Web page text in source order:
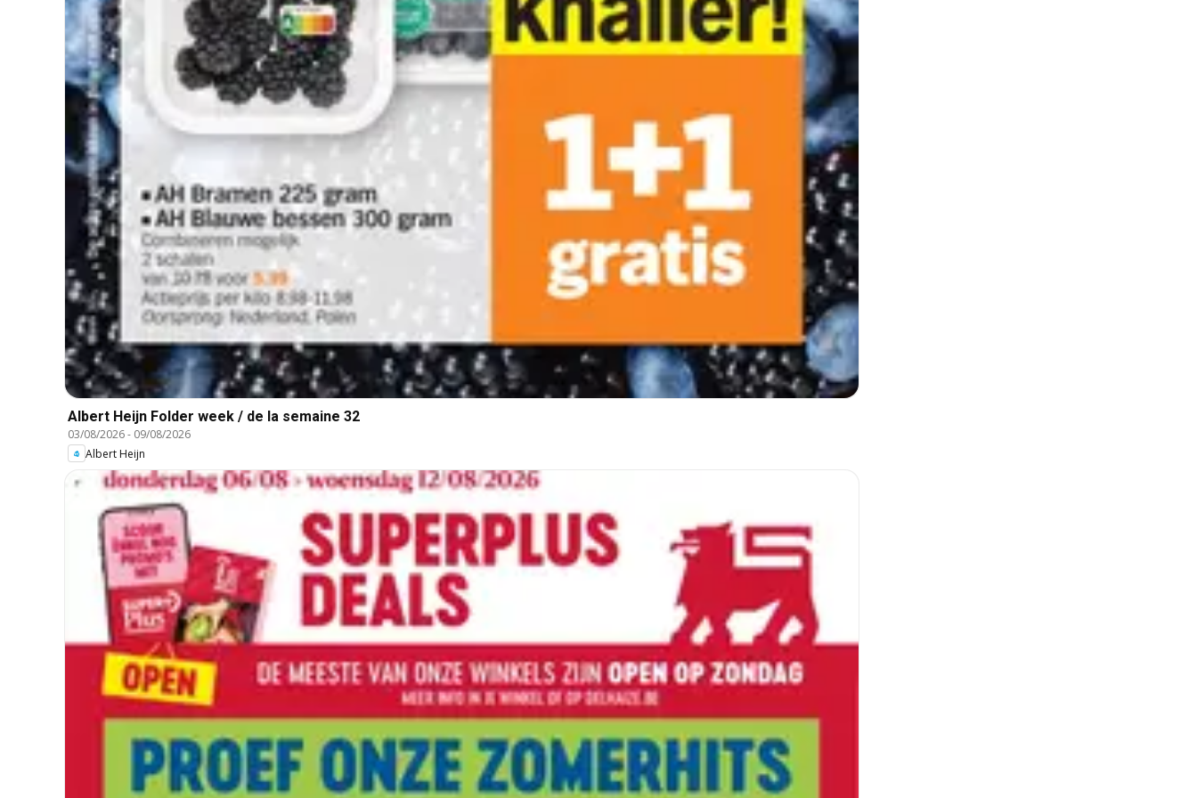
Albert Heijn Folder week / de la semaine 32
03/08/2026- 09/08/2026
Albert Heijn